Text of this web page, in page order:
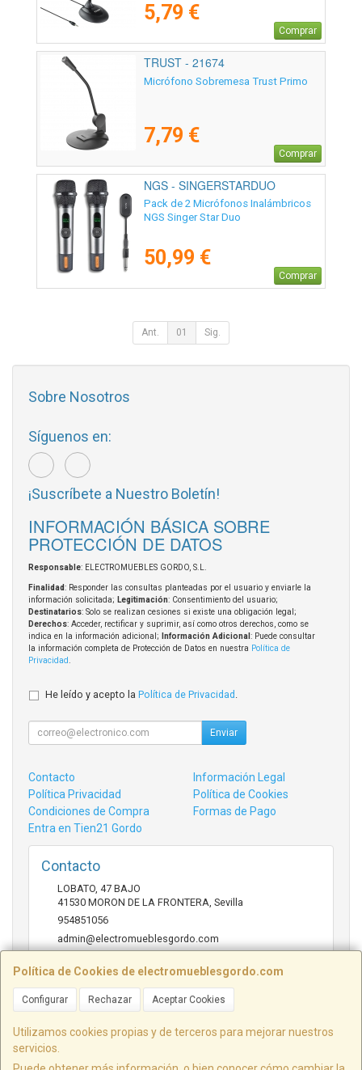
5,79 €
Comprar
TRUST - 21674
Micrófono Sobremesa Trust Primo
7,79 €
Comprar
NGS - SINGERSTARDUO
Pack de 2 Micrófonos Inalámbricos
NGS Singer Star Duo
50,99 €
Comprar
Ant. 01 Sig.
Política de Cookies de electromueblesgordo.com
Configurar Rechazar Aceptar Cookies
Utilizamos cookies propias y de terceros para mejorar nuestros
servicios.
Sobre Nosotros
Síguenos en:
¡Suscríbete a Nuestro Boletín!
INFORMACIÓN BÁSICA SOBRE
PROTECCIÓN DE DATOS
Responsable: ELECTROMUEBLES GORDO, S.L.
Finalidad: Responder las consultas planteadas por el usuario y enviarle la
información solicitada; Legitimación: Consentimiento del usuario;
Destinatarios: Solo se realizan cesiones si existe una obligación legal;
Derechos: Acceder, rectificar y suprimir, así como otros derechos, como se
indica en la información adicional;
Información Adicional : Puede consultar
la información completa de Protección de Datos en nuestra Política de
Privacidad
He leído y acepto la Política de Privacidad
Enviar
Contacto
Información Legal
Política Privacidad
Política de Cookies
Condiciones de Compra
Formas de Pago
Entra en Tien21 Gordo
Contacto
LOBATO, 47 BAJO
41530 MORON DE LA FRONTERA Sevilla
954851056
admin@electromueblesgordo.com
Horario
cerrado.